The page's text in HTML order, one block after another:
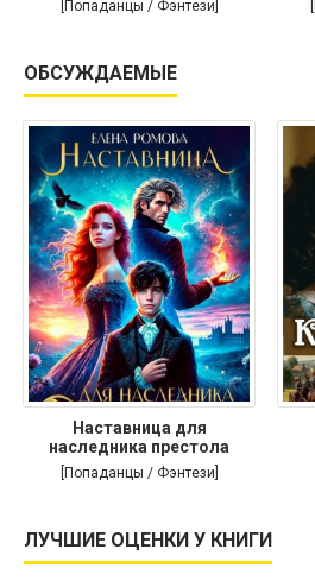
[Попаданцы / Фэнтези]
ОБСУЖДАЕМЫЕ
Наставница для
наследника престола
[Попаданцы / Фэнтези]
ЛУЧШИЕ ОЦЕНКИ У КНИГИ